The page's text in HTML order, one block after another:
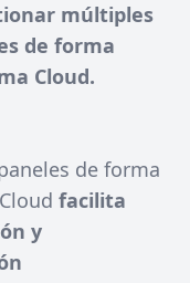
múltiples
de forma
Cloud.
de forma
facilita
y